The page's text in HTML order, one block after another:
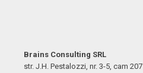
Brains Consulting SRL
str. J.H. Pestalozzi, nr. 3-5, cam 207